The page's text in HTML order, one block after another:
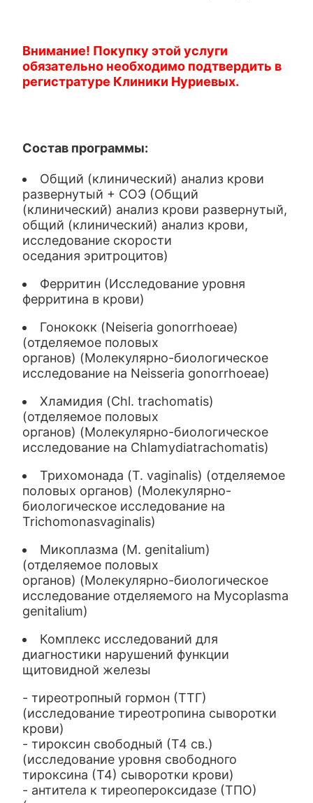
Внимание! Покупку этой услуги
обязательно необходимо подтвердить в
регистратуре Клиники Нуриевых.
Состав программы:
Общий (клинический) анализ крови
развернутый + СОЭ (Общий
(клинический) анализ крови развернутый,
общий (клинический) анализ крови,
исследование скорости
оседания эритроцитов)
Ферритин (Исследование уровня
ферритина в крови)
Гонококк (Neiseria gonorrhoeae)
(отделяемое половых
органов) (Молекулярно-биологическое
исследование на Neisseria gonorrhoeae)
Хламидия (Chl. trachomatis)
(отделяемое половых
органов) (Молекулярно-биологическое
исследование на Chlamydiatrachomatis)
Трихомонада (T. vaginalis) (отделяемое
половых органов) (Молекулярно-
биологическое исследование на
Trichomonasvaginalis)
Микоплазма (M. genitalium)
(отделяемое половых
органов) (Молекулярно-биологическое
исследование отделяемого на Mycoplasma
genitalium)
Комплекс исследований для
диагностики нарушений функции
щитовидной железы
- тиреотропный гормон (ТТГ)
(исследование тиреотропина сыворотки
крови)
- тироксин свободный (Т4 св.)
(исследование уровня свободного
тироксина (Т4) сыворотки крови)
- антитела к тиреопероксидазе (ТПО)